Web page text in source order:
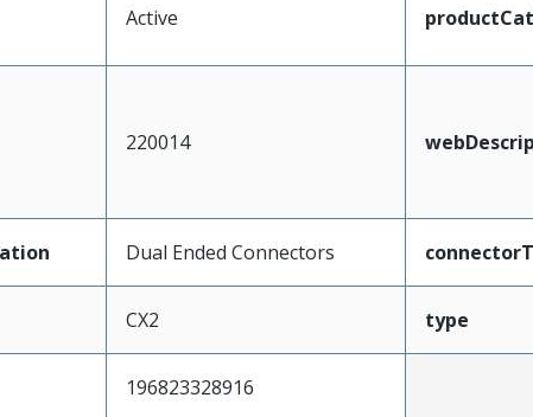
Active
220014
Dual Ended Connectors
CX2 type
196823328916